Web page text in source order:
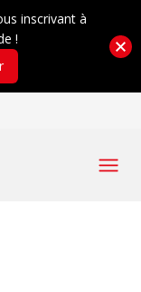
inscrivant à
!